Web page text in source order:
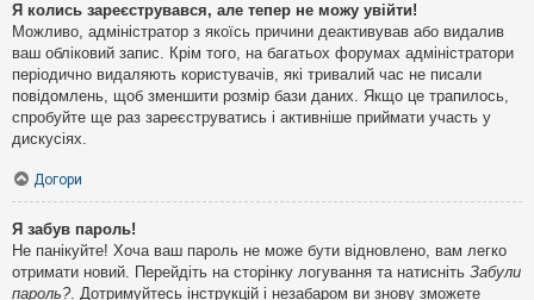
Я колись зареєструвався, але тепер не можу увійти!
Можливо, адміністратор з якоїсь причини деактивував або видалив
ваш обліковий запис. Крім того, на багатьох форумах адміністратори
періодично видаляють користувачів, які тривалий час не писали
повідомлень, щоб зменшити розмір бази даних. Якщо це трапилось,
спробуйте ще раз зареєструватись і активніше приймати участь у
дискусіях.
Догори
Я забув пароль!
Не панікуйте! Хоча ваш пароль не може бути відновлено, вам легко
отримати новий. Перейдіть на сторінку логування та натисніть Забули
пароль?. Дотримуйтесь інструкцій і незабаром ви знову зможете